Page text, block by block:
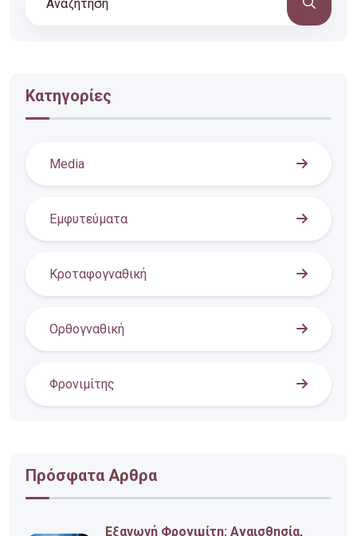
Κατηγορίες
Media
Εμφυτεύματα
Κροταφογναθική
Ορθογναθική
Φρονιμίτης
Πρόσφατα Αρθρα
Εξαγωγή Φρονιμίτη: Αναισθησία,